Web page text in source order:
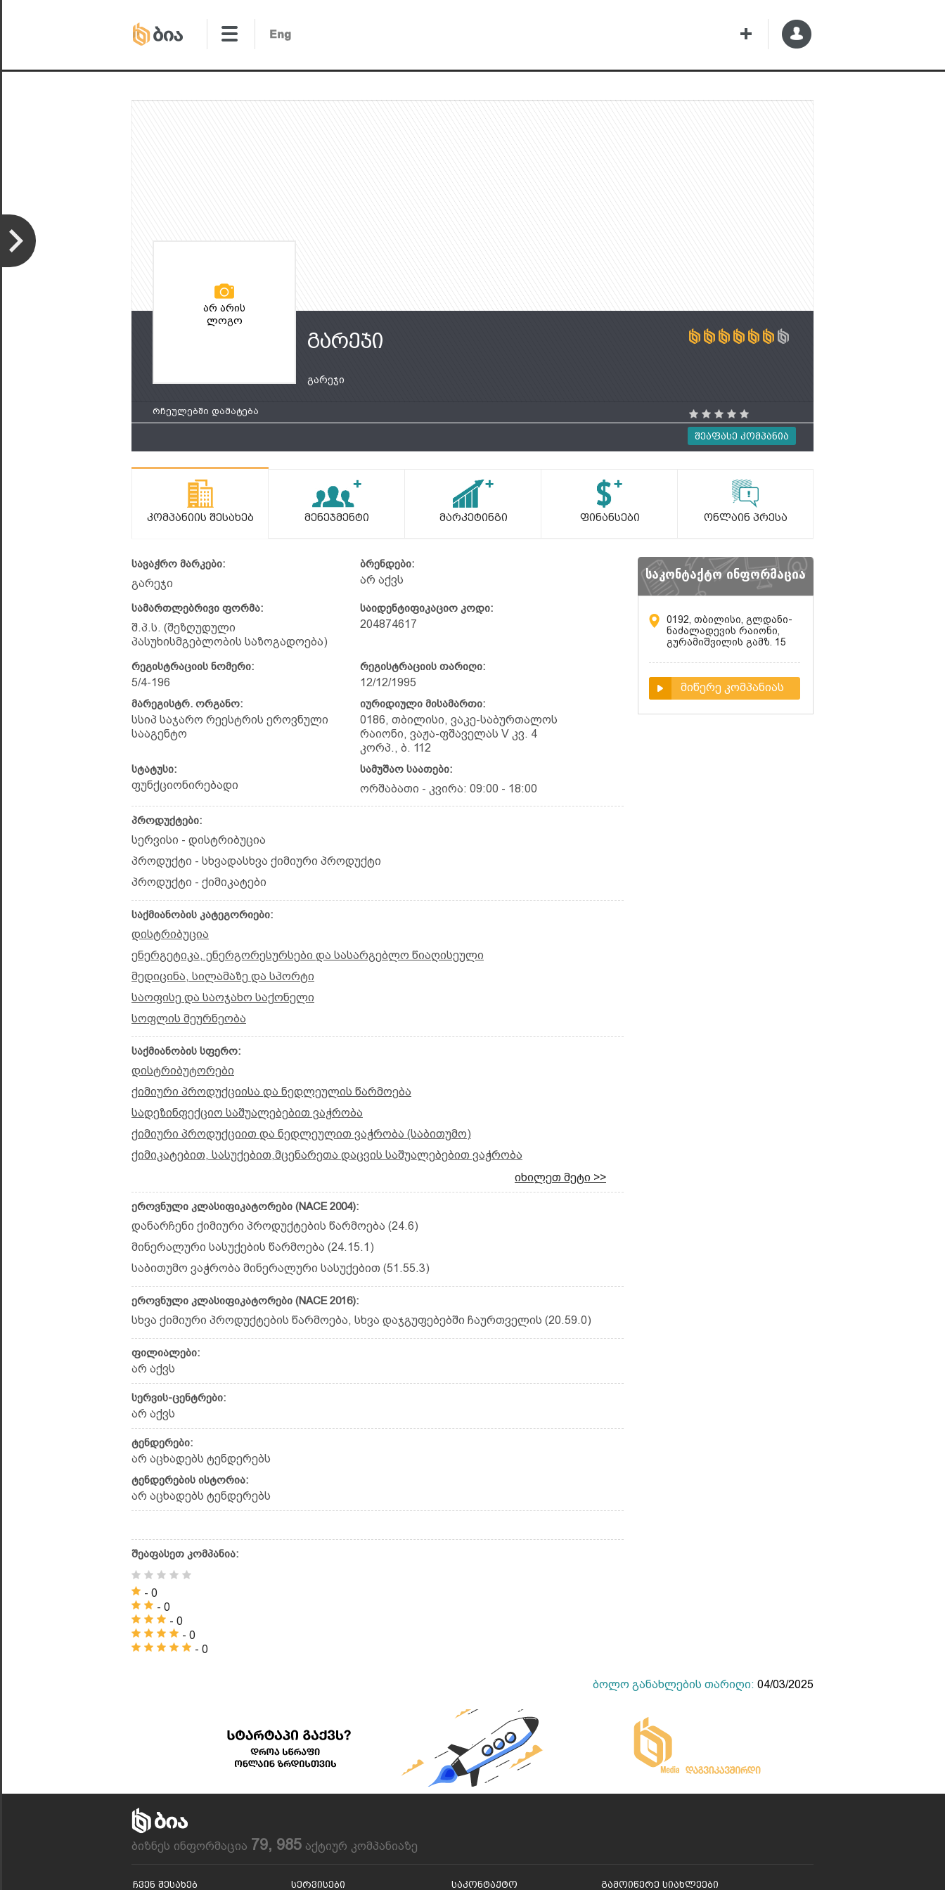
არ არის
ლოგო
გარეჯი
გარეჯი
Შეაფასე Კომპანია
რჩეულებში დამატება
Კომპანიის Შესახებ Მენეჯმენტი Მარკეტინგი Ფინანსები Ონლაინ Პრესა
სავაჭრო მარკები:
გარეჯი
ბრენდები:
არ აქვს
სამართლებრივი ფორმა:
შ.პ.ს. (შეზღუდული
პასუხისმგებლობის საზოგადოება)
საიდენტიფიკაციო კოდი:
204874617
რეგისტრაციის ნომერი:
5/4-196
რეგისტრაციის თარიღი:
12/12/1995
მარეგისტრ. ორგანო:
სსიპ საჯარო რეესტრის ეროვნული
სააგენტო
იურიდიული მისამართი:
0186, თბილისი, ვაკე-საბურთალოს
რაიონი, ვაჟა-ფშაველას V კვ. 4
კორპ., ბ. 112
სტატუსი:
ფუნქციონირებადი
სამუშაო საათები:
ორშაბათი - კვირა: 09:00 - 18:00
პროდუქტები:
სერვისი - დისტრიბუცია
პროდუქტი - სხვადასხვა ქიმიური პროდუქტი
პროდუქტი - ქიმიკატები
საქმიანობის კატეგორიები:
დისტრიბუცია
ენერგეტიკა, ენერგორესურსები და სასარგებლო წიაღისეული
მედიცინა, სილამაზე და სპორტი
საოფისე და საოჯახო საქონელი
სოფლის მეურნეობა
საქმიანობის სფერო:
დისტრიბუტორები
ქიმიური პროდუქციისა და ნედლეულის წარმოება
სადეზინფექციო საშუალებებით ვაჭრობა
ქიმიური პროდუქციით და ნედლეულით ვაჭრობა (საბითუმო)
ქიმიკატებით, სასუქებით,მცენარეთა დაცვის საშუალებებით ვაჭრობა
იხილეთ მეტი >>
ეროვნული კლასიფიკატორები (NACE 2004):
დანარჩენი ქიმიური პროდუქტების წარმოება (24.6)
მინერალური სასუქების წარმოება (24.15.1)
საბითუმო ვაჭრობა მინერალური სასუქებით (51.55.3)
ეროვნული კლასიფიკატორები (NACE 2016):
სხვა ქიმიური პროდუქტების წარმოება, სხვა დაჯგუფებებში ჩაურთველის (20.59.0)
ფილიალები:
არ აქვს
სერვის-ცენტრები:
არ აქვს
ტენდერები:
არ აცხადებს ტენდერებს
ტენდერების ისტორია:
არ აცხადებს ტენდერებს
შეაფასეთ კომპანია:
- 0
- 0
- 0
- 0
- 0
საკონტაქტო ინფორმაცია
0192, თბილისი, გლდანი-
ნაძალადევის რაიონი,
გურამიშვილის გამზ. 15
მიწერე კომპანიას
ბოლო განახლების თარიღი: 04/03/2025
ბიზნეს ინფორმაცია 79, 985 აქტიურ კომპანიაზე
Ჩვენ Შესახებ Სერვისები Საკონტაქტო Გამოიწერე Სიახლეები